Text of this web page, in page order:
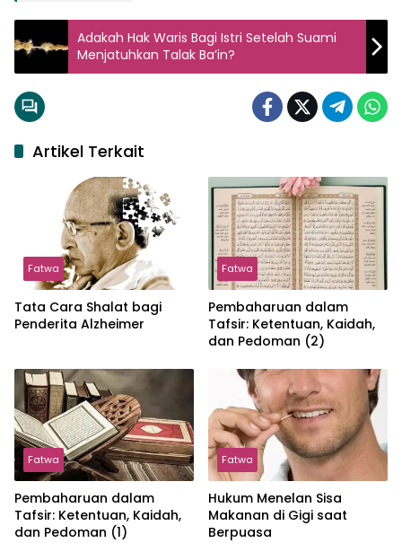
Adakah Hak Waris Bagi Istri Setelah Suami
Menjatuhkan Talak Ba’in?
Artikel Terkait
Fatwa
Tata Cara Shalat bagi
Penderita Alzheimer
Fatwa
Pembaharuan dalam
Tafsir: Ketentuan, Kaidah,
dan Pedoman (2)
Fatwa
Pembaharuan dalam
Tafsir: Ketentuan, Kaidah,
dan Pedoman (1)
Fatwa
Hukum Menelan Sisa
Makanan di Gigi saat
Berpuasa